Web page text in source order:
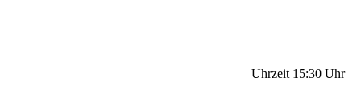
Uhrzeit 15:30 Uhr